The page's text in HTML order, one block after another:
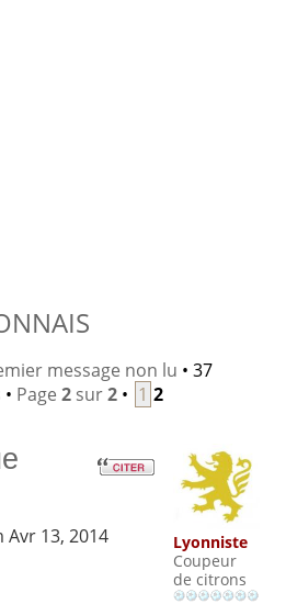
message non lu • 37
Page 2sur2• 1 2
Avr 13, 2014
Lyonniste
Coupeur
de citrons